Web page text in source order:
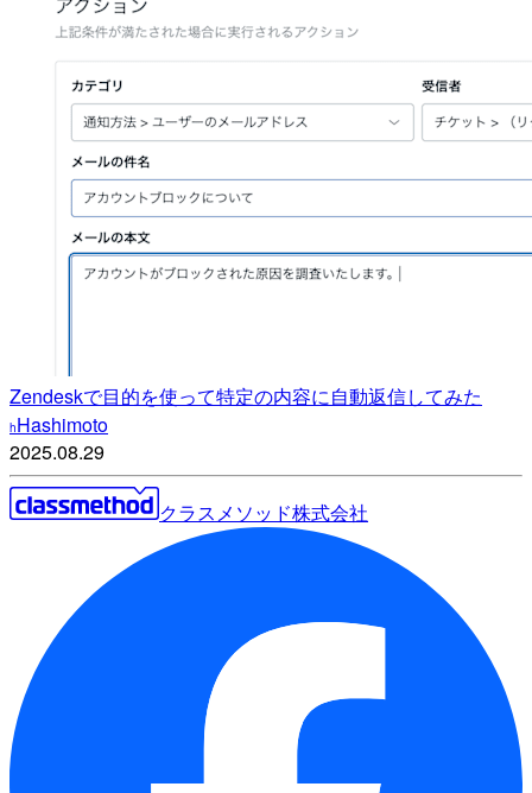
Zendeskで目的を使って特定の内容に自動返信してみた
hHashimoto
2025.08.29
クラスメソッド株式会社